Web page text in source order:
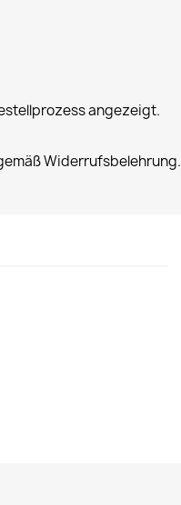
angezeigt.
Widerrufsbelehrung.